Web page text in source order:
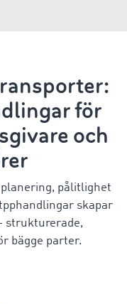
för
och
pålitlighet
skapar
strukturerade,
bägge parter.